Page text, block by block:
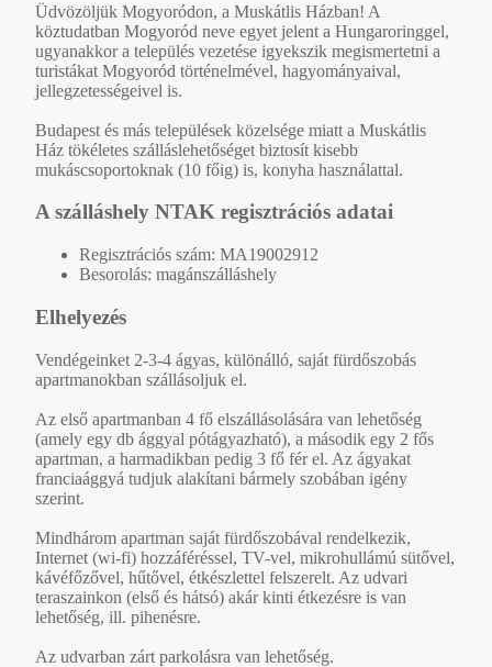
Üdvözöljük Mogyoródon, a Muskátlis Házban! A
köztudatban Mogyoród neve egyet jelent a Hungaroringgel,
ugyanakkor a település vezetése igyekszik megismertetni a
turistákat Mogyoród történelmével, hagyományaival,
jellegzetességeivel is.
Budapest és más települések közelsége miatt a Muskátlis
Ház tökéletes szálláslehetőséget biztosít kisebb
mukáscsoportoknak (10 főig) is, konyha használattal.
A szálláshely NTAK regisztrációs adatai
Regisztrációs szám: MA19002912
Besorolás: magánszálláshely
Elhelyezés
Vendégeinket 2-3-4 ágyas, különálló, saját fürdőszobás
apartmanokban szállásoljuk el.
Az első apartmanban 4 fő elszállásolására van lehetőség
(amely egy db ággyal pótágyazható), a második egy 2 fős
apartman, a harmadikban pedig 3 fő fér el. Az ágyakat
franciaággyá tudjuk alakítani bármely szobában igény
szerint.
Mindhárom apartman saját fürdőszobával rendelkezik,
Internet (wi-fi) hozzáféréssel, TV-vel, mikrohullámú sütővel,
kávéfőzővel, hűtővel, étkészlettel felszerelt. Az udvari
teraszainkon (első és hátsó) akár kinti étkezésre is van
lehetőség, ill. pihenésre.
Az udvarban zárt parkolásra van lehetőség.